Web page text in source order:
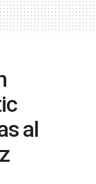
al